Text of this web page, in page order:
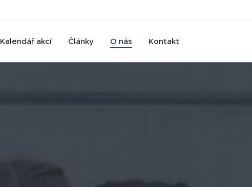
Kalendář akcí Články O nás Kontakt